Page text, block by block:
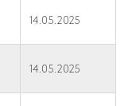
14.05.2025
14.05.2025